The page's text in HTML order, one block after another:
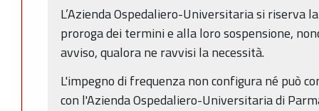
L’Azienda Ospedaliero-Universitaria si riserva
proroga dei termini e alla loro sospensione,
avviso, qualora ne ravvisi la necessità.
L'impegno di frequenza non configura né può
con l'Azienda Ospedaliero-Universitaria di